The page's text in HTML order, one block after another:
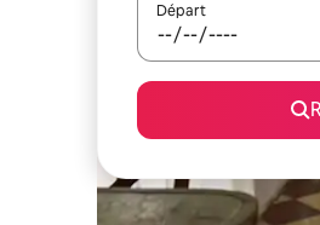
Départ